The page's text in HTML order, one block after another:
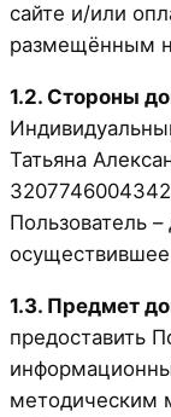
сайте и/или
размещённым
1.2. Стороны
Татьяна
Пользователь
1.3. Предмет
предоставить
методическим